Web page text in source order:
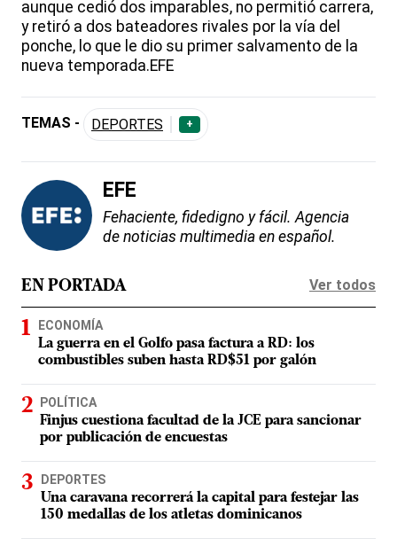
aunque cedió dos imparables, no permitió carrera,
y retiró a dos bateadores rivales por la vía del
ponche, lo que le dio su primer salvamento de la
nueva temporada.EFE
TEMAS - DEPORTES +
EFE
Fehaciente, fidedigno y fácil. Agencia
de noticias multimedia en español.
EN PORTADA Ver todos
ECONOMÍA
La guerra en el Golfo pasa factura a RD: los
combustibles suben hasta RD$51 por galón
POLÍTICA
Finjus cuestiona facultad de la JCE para sancionar
por publicación de encuestas
DEPORTES
Una caravana recorrerá la capital para festejar las
150 medallas de los atletas dominicanos